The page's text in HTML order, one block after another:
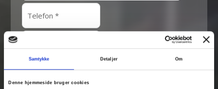
Samtykke Detaljer Om
Denne hjemmeside bruger cookies